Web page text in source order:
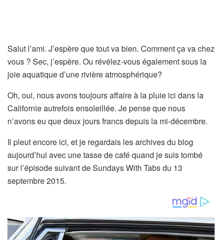
Salut l’ami. J’espère que tout va bien. Comment ça va chez
vous ? Sec, j’espère. Ou révélez-vous également sous la
joie aquatique d’une rivière atmosphérique?
Oh, oui, nous avons toujours affaire à la pluie ici dans la
Californie autrefois ensoleillée. Je pense que nous
n’avons eu que deux jours francs depuis la mi-décembre.
Il pleut encore ici, et je regardais les archives du blog
aujourd’hui avec une tasse de café quand je suis tombé
sur l’épisode suivant de Sundays With Tabs du 13
septembre 2015.